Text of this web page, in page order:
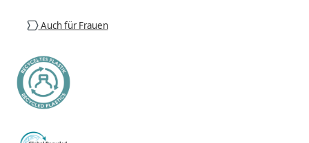
Auch für Frauen